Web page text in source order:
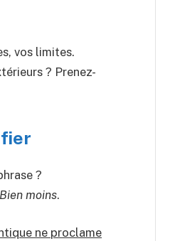
vos limites.
? Prenez-
?
Bien moins.
ne proclame